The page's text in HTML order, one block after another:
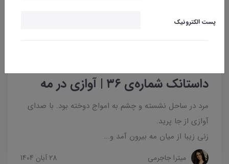
پست الکترونیک
داستانک شماره‌ی ۳۶ | آوازی در مه
مرد در ساحل نشسته و چشم به امواج دوخته بود. با صدای
آوازی از جا پرید.
زنی زیبا از میان مه بیرون آمد و...
میترا جاجرمی 28 آبان 1404